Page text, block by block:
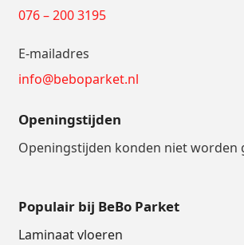
076 – 200 3195
E-mailadres
info@beboparket.nl
Openingstijden
Openingstijden konden niet worden
Populair bij BeBo Parket
Laminaat vloeren